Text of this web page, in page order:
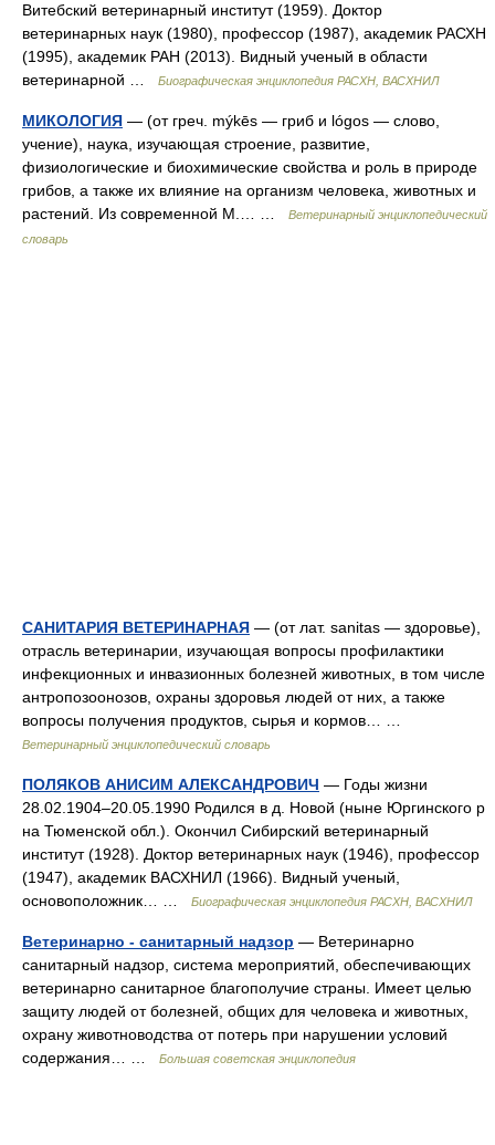
Витебский ветеринарный институт (1959). Доктор
ветеринарных наук (1980), профессор (1987), академик РАСХН
(1995), академик РАН (2013). Видный ученый в области
ветеринарной …
Биографическая энциклопедия РАСХН, ВАСХНИЛ
МИКОЛОГИЯ — (от греч. mýkēs — гриб и lógos — слово,
учение), наука, изучающая строение, развитие,
физиологические и биохимические свойства и роль в природе
грибов, а также их влияние на организм человека, животных и
растений. Из современной М.… …
Ветеринарный энциклопедический
словарь
САНИТАРИЯ ВЕТЕРИНАРНАЯ — (от лат. sanitas — здоровье),
отрасль ветеринарии, изучающая вопросы профилактики
инфекционных и инвазионных болезней животных, в том числе
антропозоонозов, охраны здоровья людей от них, а также
вопросы получения продуктов, сырья и кормов… …
Ветеринарный энциклопедический словарь
ПОЛЯКОВ АНИСИМ АЛЕКСАНДРОВИЧ — Годы жизни
28.02.1904–20.05.1990 Родился в д. Новой (ныне Юргинского р
на Тюменской обл.). Окончил Сибирский ветеринарный
институт (1928). Доктор ветеринарных наук (1946), профессор
(1947), академик ВАСХНИЛ (1966). Видный ученый,
основоположник… …
Биографическая энциклопедия РАСХН, ВАСХНИЛ
Ветеринарно - санитарный надзор — Ветеринарно
санитарный надзор, система мероприятий, обеспечивающих
ветеринарно санитарное благополучие страны. Имеет целью
защиту людей от болезней, общих для человека и животных,
охрану животноводства от потерь при нарушении условий
содержания… …
Большая советская энциклопедия